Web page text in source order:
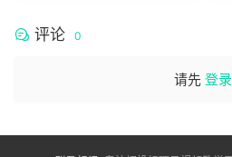
评论 0
请先 登录